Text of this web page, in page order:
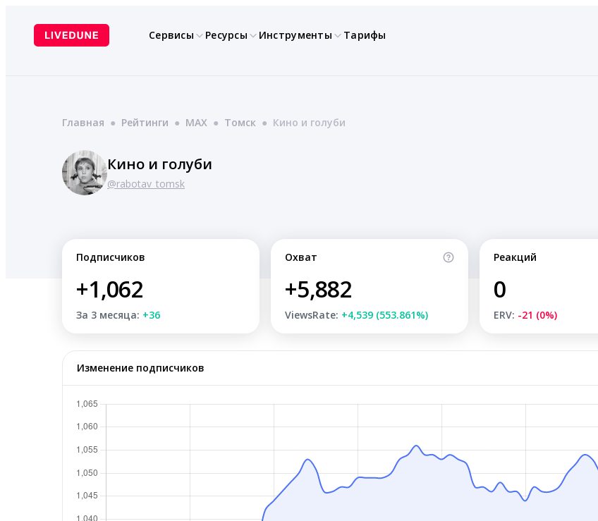
содержимому
Сервисы Ресурсы Инструменты Тарифы
Главная ● Рейтинги ● MAX ● Томск ● Кино и голуби
Кино и голуби
@rabotav_tomsk
Подписчиков
+1,062
За 3 месяца: +36
Охват
+5,882
ViewsRate: +4,539 (553.861%)
Реакций
0
ERV: -21 (0%)
Изменение подписчиков